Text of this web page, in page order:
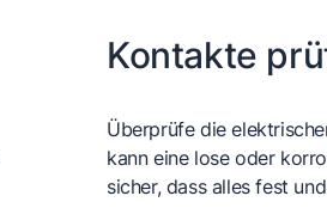
Kontakte
Überprüfe die
kann eine lose oder
sicher, dass alles fest